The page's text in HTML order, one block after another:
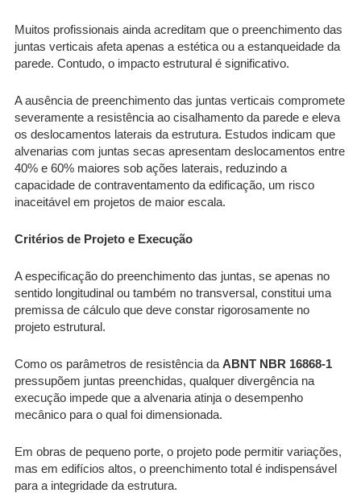
Muitos profissionais ainda acreditam que o preenchimento das
juntas verticais afeta apenas a estética ou a estanqueidade da
parede. Contudo, o impacto estrutural é significativo.
A ausência de preenchimento das juntas verticais compromete
severamente a resistência ao cisalhamento da parede e eleva
os deslocamentos laterais da estrutura. Estudos indicam que
alvenarias com juntas secas apresentam deslocamentos entre
40% e 60% maiores sob ações laterais, reduzindo a
capacidade de contraventamento da edificação, um risco
inaceitável em projetos de maior escala.
Critérios de Projeto e Execução
A especificação do preenchimento das juntas, se apenas no
sentido longitudinal ou também no transversal, constitui uma
premissa de cálculo que deve constar rigorosamente no
projeto estrutural.
Como os parâmetros de resistência da ABNT NBR 16868-1
pressupõem juntas preenchidas, qualquer divergência na
execução impede que a alvenaria atinja o desempenho
mecânico para o qual foi dimensionada.
Em obras de pequeno porte, o projeto pode permitir variações,
mas em edifícios altos, o preenchimento total é indispensável
para a integridade da estrutura.